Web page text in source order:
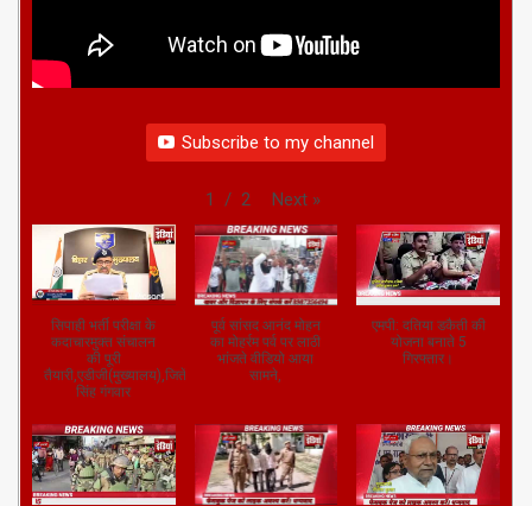
Subscribe to my channel
1 / 2 Next »
सिपाही भर्ती परीक्षा के
कदाचारमुक्त संचालन
की पूरी
तैयारी,एडीजी(मुख्यालय),जितेंद्र
सिंह गंगवार
पूर्व सांसद आनंद मोहन
का मोहर्रम पर्व पर लाठी
भांजते वीडियो आया
सामने,
एमपी: दतिया डकैती की
योजना बनाते 5
गिरफ्तार।